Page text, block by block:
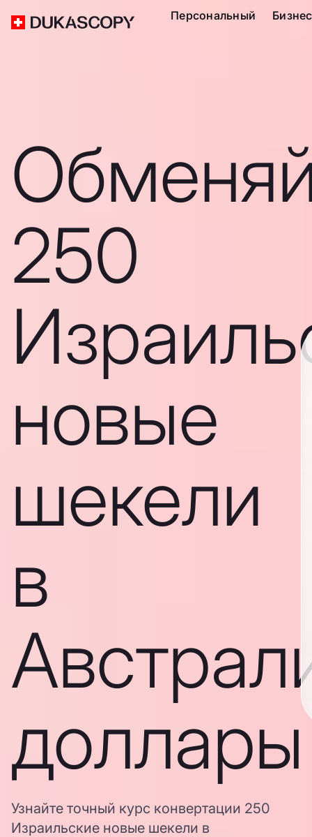
Персональный Бизнес
250
новые
шекели
в
доллары
Узнайте точный курс конвертации 250
Израильские новые шекели в